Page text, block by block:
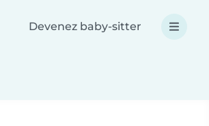
Devenez baby-sitter